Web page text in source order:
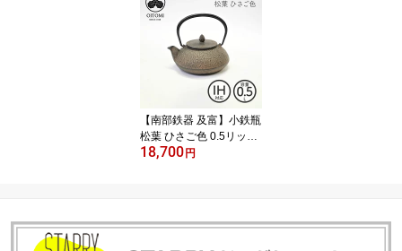
【南部鉄器 及富】小鉄瓶
松葉 ひさご色 0.5リット
ル 南部宝生堂 岩手県奥
18,700 円